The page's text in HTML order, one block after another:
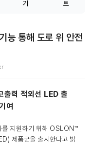
능 통해 도로 위 안전
력 적외선 LED 출
여
지원하기 위해 OSLON™
제품군을 출시한다고 밝